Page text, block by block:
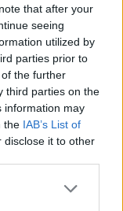
that after your
seeing
utilized by
parties prior to
the further
third parties on the
information may
the IAB’s List of
disclose it to other
or more Google
Csatlakozz a
szeretnél